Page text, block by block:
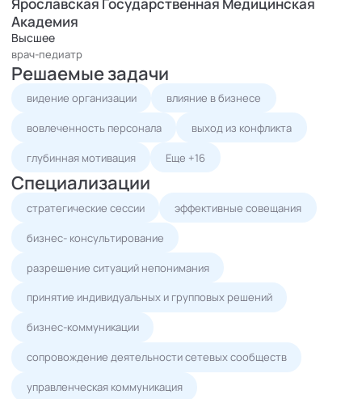
найм и адаптация
Как со мной можно взаимодействовать:
- консалтинг и сопровождение
- модерация любых групповых форматов (совещания,
стратегические сессии, форум-группы, мастермайнды,
командные сессии и тд)
- сопровождение переговоров, партнерских сессий
межличностных
- проведение интервью
- выступления на темы: "Эффективность бизнеса и
коммуникации в командах", "Конфликты и жизнеспособность
команд", "Внутренние сообщества и лояльность команд",
нестабильности", "Искусство жить в изменениях"
Академия
Высшее
врач-педиатр
Решаемые задачи
видение организации влияние в бизнесе
вовлеченность персонала выход из конфликта
глубинная мотивация Еще +16
Специализации
стратегические сессии эффективные совещания
бизнес- консультирование
разрешение ситуаций непонимания
принятие индивидуальных и групповых решений
бизнес-коммуникации
сопровождение деятельности сетевых сообществ
управленческая коммуникация